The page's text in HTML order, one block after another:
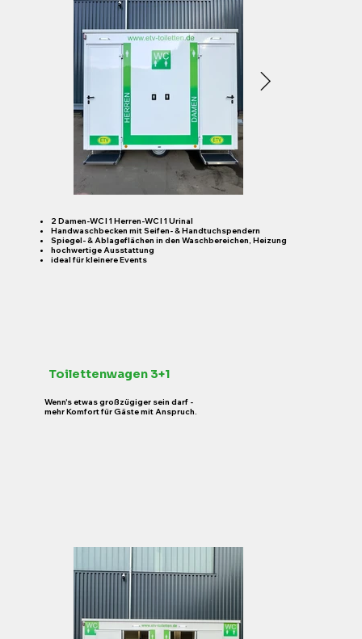
Wenn's etwas großzügiger sein darf -
mehr Komfort für Gäste mit Anspruch.
Toilettenwagen 3+1
​2 Damen-WC I 1 Herren-WC I 1 Urinal
Handwaschbecken mit Seifen- & Handtuchspendern
Spiegel- & Ablageflächen in den Waschbereichen, Heizung
hochwertige Ausstattung
ideal für kleinere Events